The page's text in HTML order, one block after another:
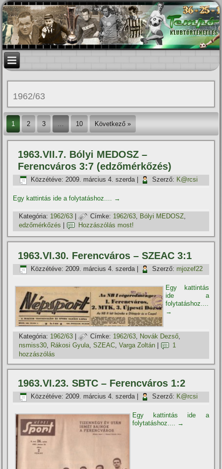
1962/63
1 2 3 … 10 Következő »
1963.VII.7. Bólyi MEDOSZ –
Ferencváros 3:7 (edzőmérkőzés)
Közzétéve: 2009. március 4. szerda| Szerző: K@rcsi
Egy kattintás ide a folytatáshoz.... →
Kategória: 1962/63 | Címke: 1962/63, Bólyi MEDOSZ,
edzőmérkőzés
Hozzászólás most!
1963.VI.30. Ferencváros – SZEAC 3:1
Közzétéve: 2009. március 4. szerda| Szerző: mjozef22
Egy kattintás
ide a
folytatáshoz....
→
Kategória: 1962/63 | Címke: 1962/63, Novák Dezső,
nsmiss30, Rákosi Gyula,SZEAC,Varga Zoltán
1
hozzászólás
1963.VI.23. SBTC – Ferencváros 1:2
Közzétéve: 2009. március 4. szerda| Szerző: K@rcsi
Egy kattintás ide a
folytatáshoz....
→